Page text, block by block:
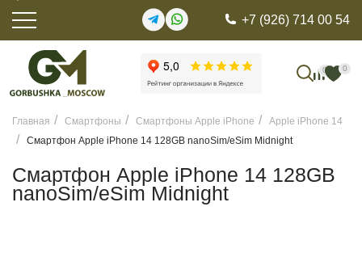
+7 (926) 714 00 54
0 0
Главная Смартфоны Смартфоны Apple iPhone
Apple iPhone 14
Смартфон Apple iPhone 14 128GB nanoSim/eSim Midnight
Смартфон Apple iPhone 14 128GB
nanoSim/eSim Midnight